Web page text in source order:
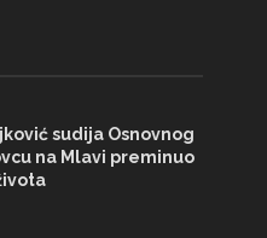
sudija Osnovnog
na Mlavi preminuo